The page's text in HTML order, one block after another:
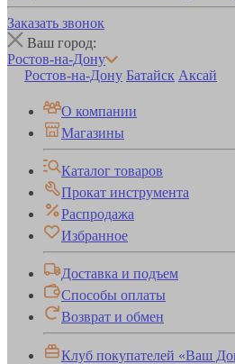
Заказать звонок
Ваш город:
Ростов-на-Дону
Ростов-на-Дону Батайск Аксай
О компании
Магазины
Каталог товаров
Прокат инструмента
Распродажа
Избранное
Доставка и подъем
Способы оплаты
Возврат и обмен
Клуб покупателей «Ваш